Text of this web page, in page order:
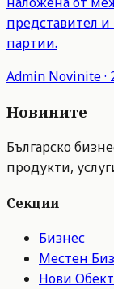
представител
партии.
Admin Novinite·
Новините
Българско
продукти,
Секции
Бизнес
Местен
Нови